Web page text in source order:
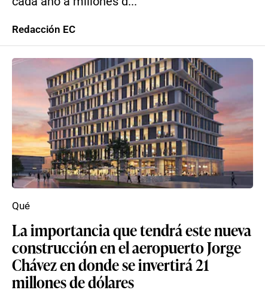
Redacción EC
La importancia que tendrá este nueva
construcción en el aeropuerto Jorge
Chávez en donde se invertirá 21
millones de dólares
Qué